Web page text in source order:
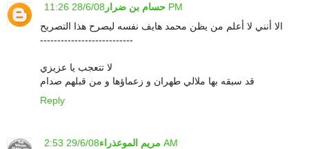
حسام بن ضرار 28/6/08 11:26 PM
الا أنني لا أعلم من يظن محمد هايف نفسه ليصرح هذا التصريح
---------------------------
لا تتعجب يا عزيزي
قد سبقه بها ملالي طهران و زعماؤها و من قبلهم صدام
Reply
مريم الموعذراء 29/6/08 2:53 AM